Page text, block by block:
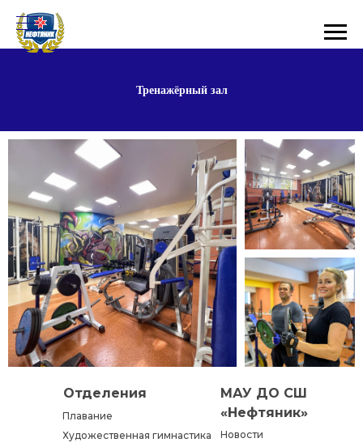
Тренажёрный зал
Отделения
МАУ ДО СШ
«Нефтяник»
Плавание
Художественная гимнастика
Новости